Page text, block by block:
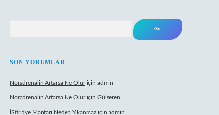
SON YORUMLAR
Noradrenalin Artarsa Ne Oluriçin admin
Noradrenalin Artarsa Ne Oluriçin Gülseren
İStiridye Mantarı Neden Yıkanmaz için admin